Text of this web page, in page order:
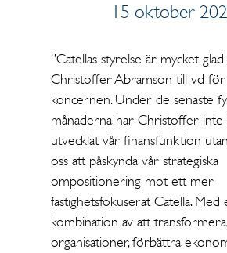
15 oktober
”Catellas styrelse är mycket
Christoffer Abramson till vd för
koncernen. Under de senaste
månaderna har Christoffer inte
utvecklat vår finansfunktion
oss att påskynda vår strategiska
ompositionering mot ett mer
fastighetsfokuserat Catella. Med
kombination av att transformera
organisationer, förbättra